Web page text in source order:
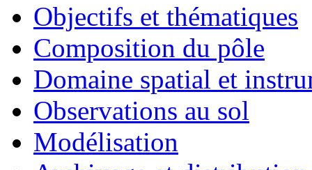
Objectifs et thématiques
Composition du pôle
Domaine spatial et
Observations au sol
Modélisation